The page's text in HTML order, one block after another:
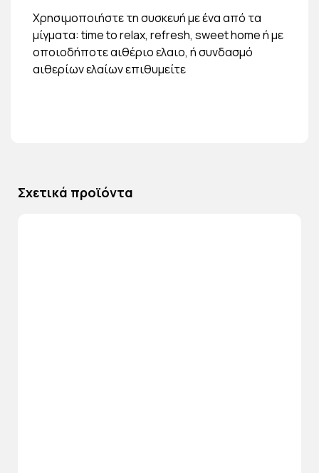
Χρησιμοποιήστε τη συσκευή με ένα από τα
μίγματα: time to relax, refresh, sweet home ή με
οποιοδήποτε αιθέριο ελαιο, ή συνδασμό
αιθερίων ελαίων επιθυμείτε
Σχετικά προϊόντα